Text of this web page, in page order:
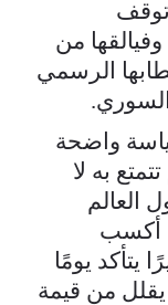
من
الرسمي
واضحة
به لا
العالم
أكسب
يتأكد يومًا
من قيمة